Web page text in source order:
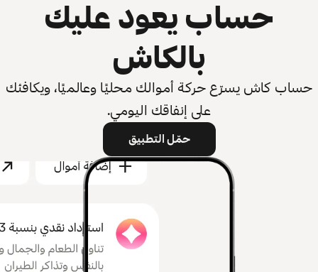
حساب يعود عليك
بالكاش
حساب كاش يسرّع حركة أموالك محليًا وعالميًا، ويكافئك
على إنفاقك اليومي.
حمّل التطبيق